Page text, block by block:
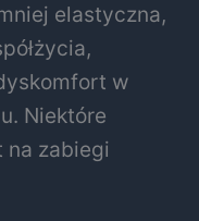
elastyczna,
w
Niektóre
na zabiegi